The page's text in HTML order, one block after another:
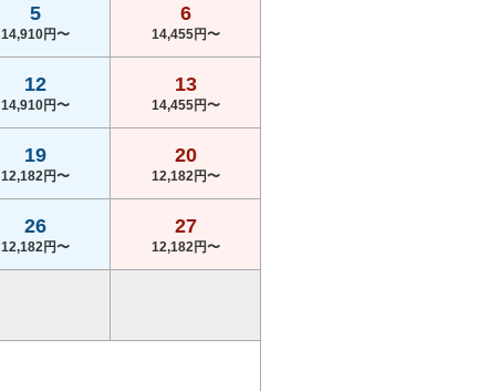
5
14,910円〜
6
14,455円〜
12
14,910円〜
13
14,455円〜
19
12,182円〜
20
12,182円〜
26
12,182円〜
27
12,182円〜